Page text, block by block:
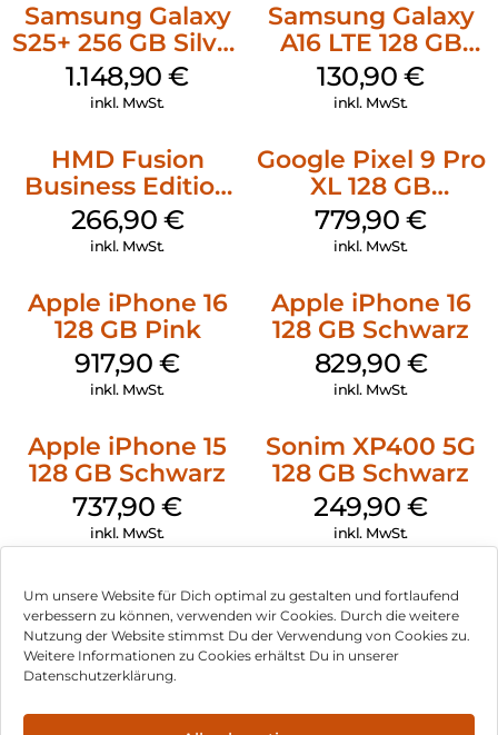
Um unsere Website für Dich optimal zu gestalten und fortlaufend
verbessern zu können, verwenden wir Cookies. Durch die weitere
Nutzung der Website stimmst Du der Verwendung von Cookies zu.
Weitere Informationen zu Cookies erhältst Du in unserer
Datenschutzerklärung.
Samsung Galaxy
S25+ 256 GB Silver
Shadow
1.148,90€
inkl. MwSt.
Samsung Galaxy
A16 LTE 128 GB
Black
130,90€
inkl. MwSt.
HMD Fusion
Business Edition
256 GB Grey
266,90 €
inkl. MwSt.
Google Pixel 9 Pro
XL 128 GB
Obsidian
779,90€
inkl. MwSt.
Apple iPhone 16
128 GB Pink
917,90€
inkl. MwSt.
Apple iPhone 16
128 GB Schwarz
829,90 €
inkl. MwSt.
Apple iPhone 15
128 GB Schwarz
737,90€
inkl. MwSt.
Sonim XP400 5G
128 GB Schwarz
249,90€
inkl. MwSt.
Impressum